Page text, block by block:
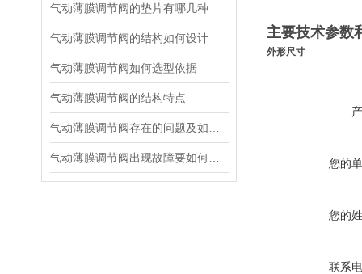
气动薄膜调节阀的垫片有哪几种
气动薄膜调节阀的结构如何设计
气动薄膜调节阀如何选型依据
气动薄膜调节阀的结构特点
主要技术参数
外形尺寸
您的
您的
联系